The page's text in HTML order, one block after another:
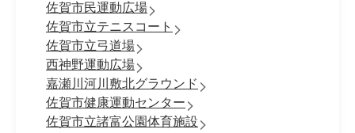
佐賀市民運動広場
佐賀市立テニスコート
佐賀市立弓道場
西神野運動広場
嘉瀬川河川敷北グラウンド
佐賀市健康運動センター
佐賀市立諸富公園体育施設